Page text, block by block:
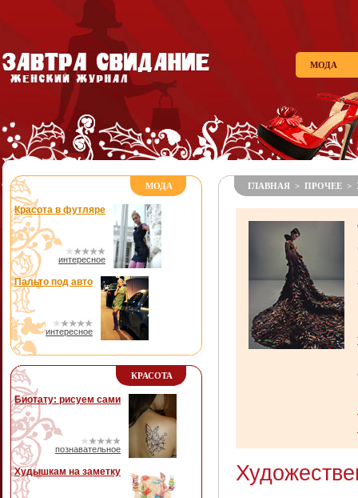
МОДА
МОДА
Красота в футляре
интересное
Пальто под авто
интересное
КРАСОТА
Биотату: рисуем сами
познавательное
Худышкам на заметку
ГЛАВНАЯ > ПРОЧЕЕ >